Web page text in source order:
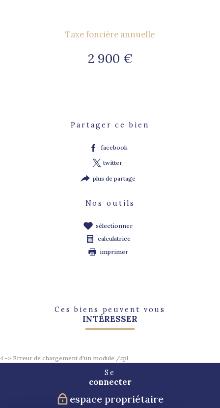
Taxe foncière annuelle
2 900 €
Partager ce bien
facebook
twitter
plus de partage
Nos outils
sélectionner
calculatrice
imprimer
Ces biens peuvent vous
INTÉRESSER
4 -> Erreur de chargement d'un module /.tpl
Se
connecter
espace propriétaire